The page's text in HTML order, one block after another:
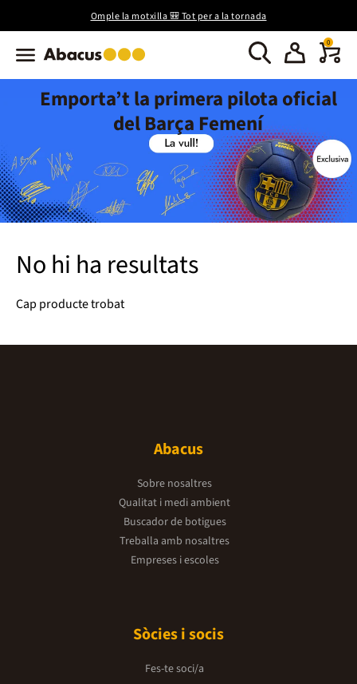
Omple la motxilla 🎒 Tot per a la tornada
0
Emporta’t la primera pilota oficial
del Barça Femení
No hi ha resultats
Cap producte trobat
Abacus
Sobre nosaltres
Qualitat i medi ambient
Buscador de botigues
Treballa amb nosaltres
Empreses i escoles
Sòcies i socis
Fes-te soci/a